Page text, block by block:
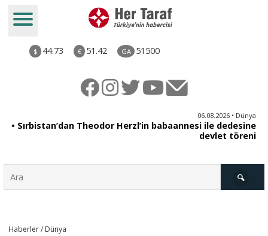
$ 44.73 € 51.42 GA 51500
06.08.2026 • Dünya
• Sırbistan’dan Theodor Herzl’in babaannesi ile dedesine
devlet töreni
04.08.2026 • Yorum - Analiz
• Reformlarla Onarılamayan Yargı|Av.Semih Biten
Haberler / Dünya